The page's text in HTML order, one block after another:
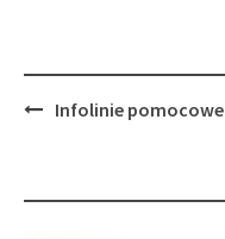
PostInfolinie pomocowe